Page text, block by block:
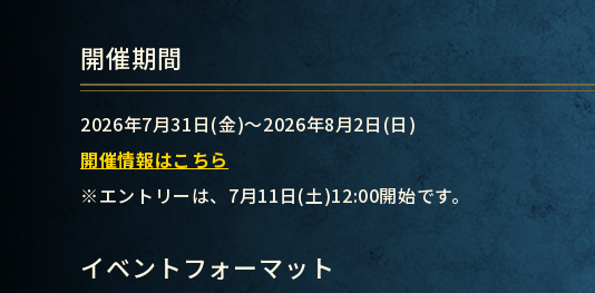
開催期間
2026年7月31日(金)～2026年8月2日(日)
開催情報はこちら
※エントリーは、7月11日(土)12:00開始です。
イベントフォーマット